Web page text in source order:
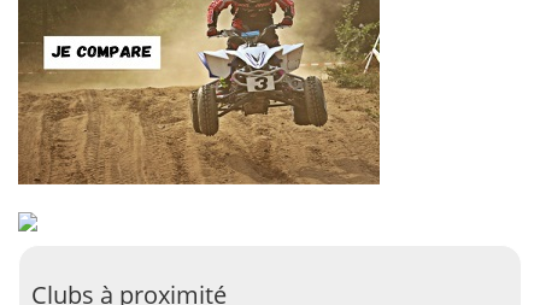
Clubs à proximité